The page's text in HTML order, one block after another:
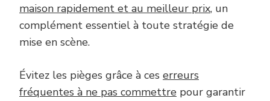
maison rapidement et au meilleur prix, un
complément essentiel à toute stratégie de
mise en scène.
Évitez les pièges grâce à ces erreurs
fréquentes à ne pas commettre pour garantir